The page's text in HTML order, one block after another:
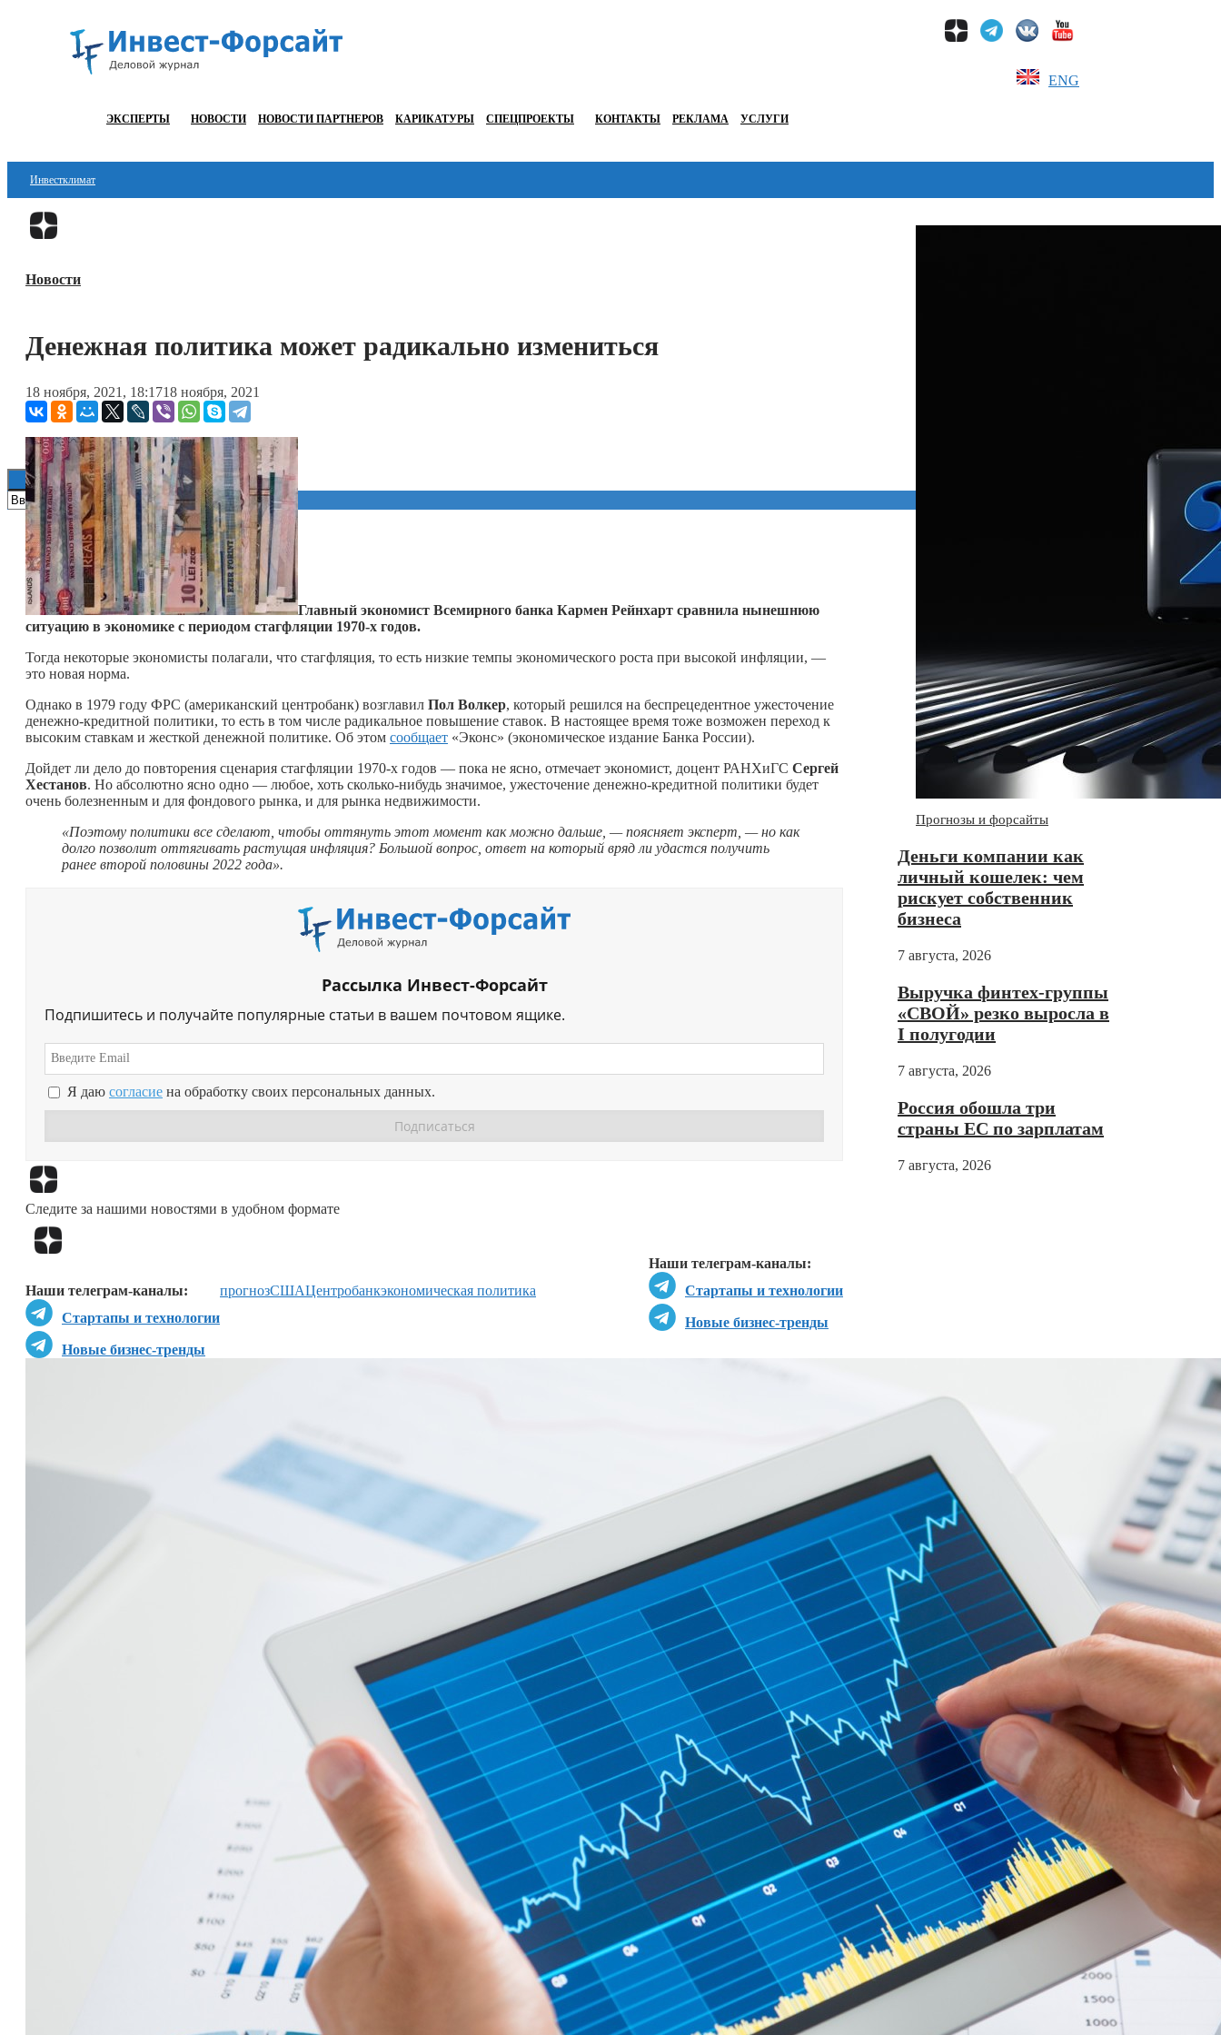
ENG
ЭКСПЕРТЫ НОВОСТИ НОВОСТИ ПАРТНЕРОВ КАРИКАТУРЫ СПЕЦПРОЕКТЫ КОНТАКТЫ РЕКЛАМА УСЛУГИ
Инвестклимат
Финансы
Блокчейн
Технологии
ESG
Книги
Новости
Денежная политика может радикально измениться
18 ноября, 2021, 18:1718 ноября, 2021
Главный экономист Всемирного банка Кармен Рейнхарт сравнила нынешнюю
ситуацию в экономике с периодом стагфляции 1970‑х годов.
Тогда некоторые экономисты полагали, что стагфляция, то есть низкие темпы экономического роста при высокой инфляции, —
это новая норма.
Однако в 1979 году ФРС (американский центробанк) возглавил Пол Волкер, который решился на беспрецедентное ужесточение
денежно-кредитной политики, то есть в том числе радикальное повышение ставок. В настоящее время тоже возможен переход к
высоким ставкам и жесткой денежной политике. Об этом сообщает «Эконс» (экономическое издание Банка России).
Дойдет ли дело до повторения сценария стагфляции 1970-х годов — пока не ясно, отмечает экономист, доцент РАНХиГС Сергей
Хестанов. Но абсолютно ясно одно — любое, хоть сколько-нибудь значимое, ужесточение денежно-кредитной политики будет
очень болезненным и для фондового рынка, и для рынка недвижимости.
«Поэтому политики все сделают, чтобы оттянуть этот момент как можно дальше, — поясняет эксперт, — но как
долго позволит оттягивать растущая инфляция? Большой вопрос, ответ на который вряд ли удастся получить
ранее второй половины 2022 года».
Рассылка Инвест-Форсайт
Подпишитесь и получайте популярные статьи в вашем почтовом ящике.
Я даю согласие на обработку своих персональных данных.
Следите за нашими новостями в удобном формате
Наши телеграм-каналы:
Стартапы и технологии
Новые бизнес-тренды
Наши телеграм-каналы:
Стартапы и технологии
Новые бизнес-тренды
прогнозСШАЦентробанкэкономическая политика
Прогнозы и форсайты
Деньги компании как
личный кошелек: чем
рискует собственник
бизнеса
7 августа, 2026
Выручка финтех-группы
«СВОЙ» резко выросла в
I полугодии
7 августа, 2026
Россия обошла три
страны ЕС по зарплатам
7 августа, 2026